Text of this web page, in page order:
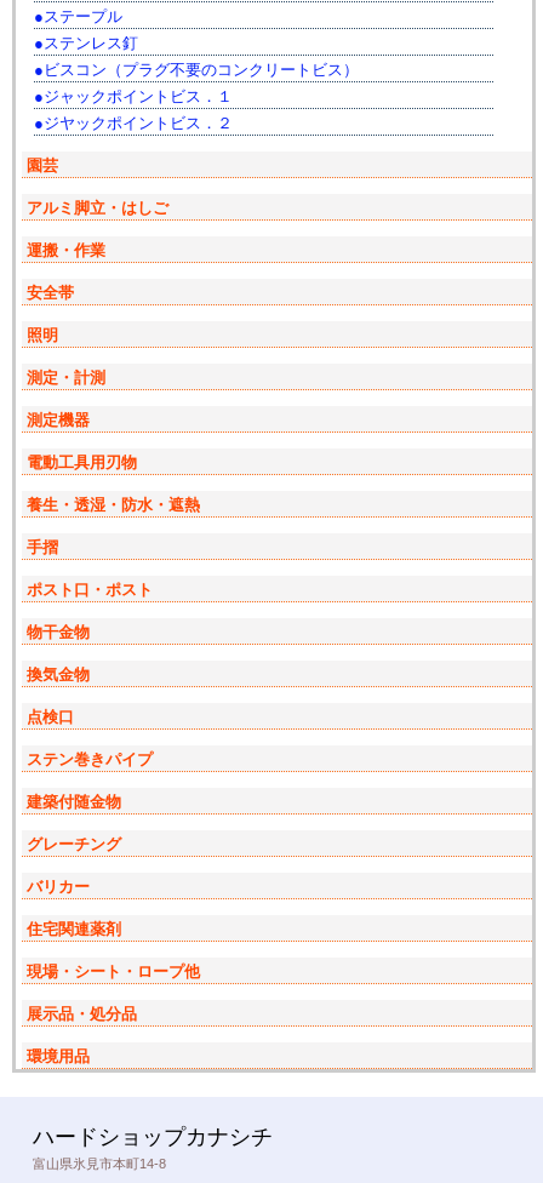
園芸
アルミ脚立・はしご
運搬・作業
安全帯
照明
測定・計測
測定機器
電動工具用刃物
ステープル
ステンレス釘
ビスコン（プラグ不要のコンクリートビス）
ジャックポイントビス．１
ジヤックポイントビス．２
養生・透湿・防水・遮熱
手摺
ポスト口・ポスト
物干金物
換気金物
点検口
ステン巻きパイプ
建築付随金物
グレーチング
バリカー
住宅関連薬剤
現場・シート・ロープ他
展示品・処分品
環境用品
ハードショップカナシチ
富山県氷見市本町14-8